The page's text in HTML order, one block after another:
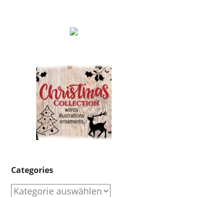
Categories
Categories